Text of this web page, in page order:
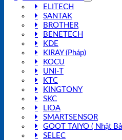
ELITECH
SANTAK
BROTHER
BENETECH
KDE
KIRAY (Pháp)
KOCU
UNI-T
KTC
KINGTONY
SKC
LIOA
SMARTSENSOR
GOOT TAIYO ( Nhật
SELEC